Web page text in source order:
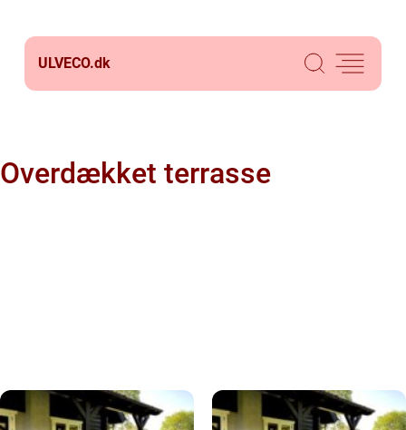
ULVECO.dk
Overdækket terrasse